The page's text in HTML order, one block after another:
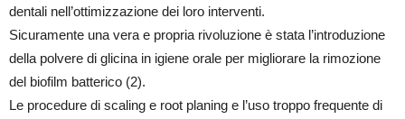
dentali nell’ottimizzazione dei loro interventi.
Sicuramente una vera e propria rivoluzione è stata l’introduzione
della polvere di glicina in igiene orale per migliorare la rimozione
del biofilm batterico (2).
Le procedure di scaling e root planing e l’uso troppo frequente di